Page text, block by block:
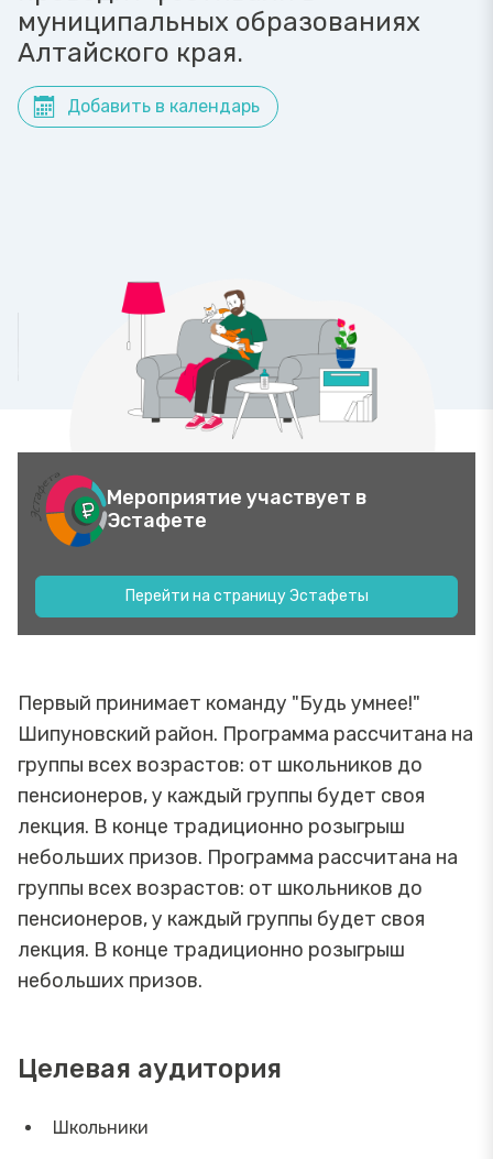
муниципальных образованиях
Алтайского края.
Добавить в календарь
Мероприятие участвует в
Эстафете
Перейти на страницу Эстафеты
Первый принимает команду "Будь умнее!"
Шипуновский район. Программа рассчитана на
группы всех возрастов: от школьников до
пенсионеров, у каждый группы будет своя
лекция. В конце традиционно розыгрыш
небольших призов. Программа рассчитана на
группы всех возрастов: от школьников до
пенсионеров, у каждый группы будет своя
лекция. В конце традиционно розыгрыш
небольших призов.
Целевая аудитория
Школьники